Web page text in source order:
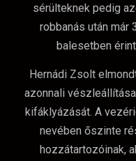
sérülteknek pedig
robbanás után már
balesetben
Hernádi Zsolt
azonnali
kifáklyázását. A
nevében őszinte
hozzátartozóinak,